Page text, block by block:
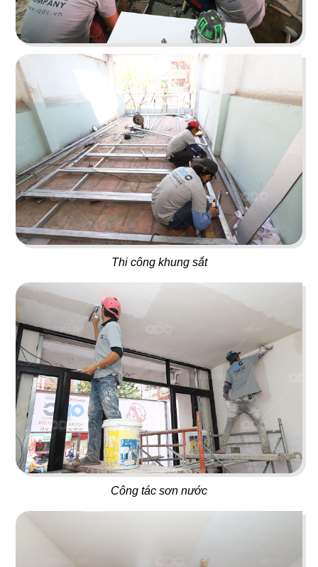
Thi công khung sắt
Công tác sơn nước
39
BAMBODA POCHA
Quán nhậu Hàn
40
7 GÀ
Nhà hàng Việt
41
MOON RIVER
Rooftop Bar
42
PHÚC KHANG GARDEN
Cafe
43
LUTEA
Cafe - Trà sữa
45
THE LOVER
Nhà hàng Việt
46
PASTA PARADISE
Nhà hàng Ý